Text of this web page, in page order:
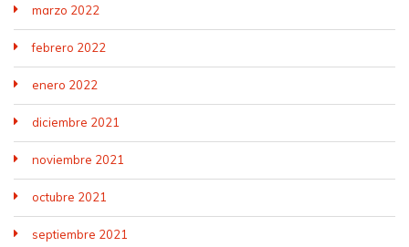
marzo 2022
febrero 2022
enero 2022
diciembre 2021
noviembre 2021
octubre 2021
septiembre 2021